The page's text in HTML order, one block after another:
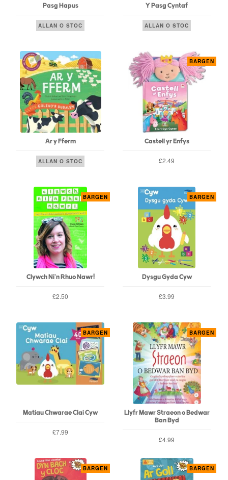
Pasg Hapus
ALLAN O STOC
Y Pasg Cyntaf
ALLAN O STOC
Ar y Fferm
ALLAN O STOC
Castell yr Enfys
£2.49
BARGEN
Clywch Ni'n Rhuo Nawr!
£2.50
BARGEN
Dysgu Gyda Cyw
£3.99
BARGEN
Matiau Chwarae Clai Cyw
£7.99
BARGEN
Llyfr Mawr Straeon o Bedwar
Ban Byd
£4.99
BARGEN
BARGEN BARGEN